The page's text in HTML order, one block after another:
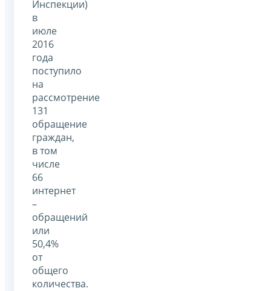
Инспекции)
в
июле
2016
года
поступило
на
рассмотрение
131
обращение
граждан,
в том
числе
66
интернет
–
обращений
или
50,4%
от
общего
количества.